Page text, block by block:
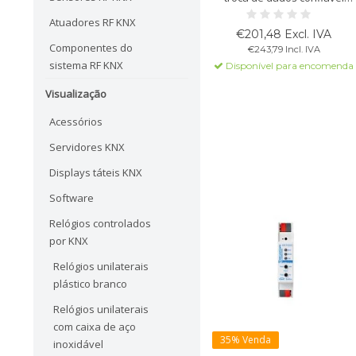
Atuadores RF KNX
Componentes do
sistema RF KNX
Visualização
Acessórios
Servidores KNX
Displays táteis KNX
Software
Relógios controlados
por KNX
Relógios unilaterais
plástico branco
Relógios unilaterais
com caixa de aço
inoxidável
entre linhas de barramento.
Suporta telegramas de 64
bytes, possui tabela de
filtragem, LEDs de
diagnóstico e isolamento
€201,48 Excl. IVA
€243,79 Incl. IVA
Disponível para encomenda
35% Venda